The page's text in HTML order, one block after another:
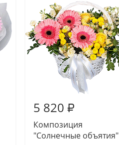
5 820 ₽
Композиция
"Солнечные объятия"